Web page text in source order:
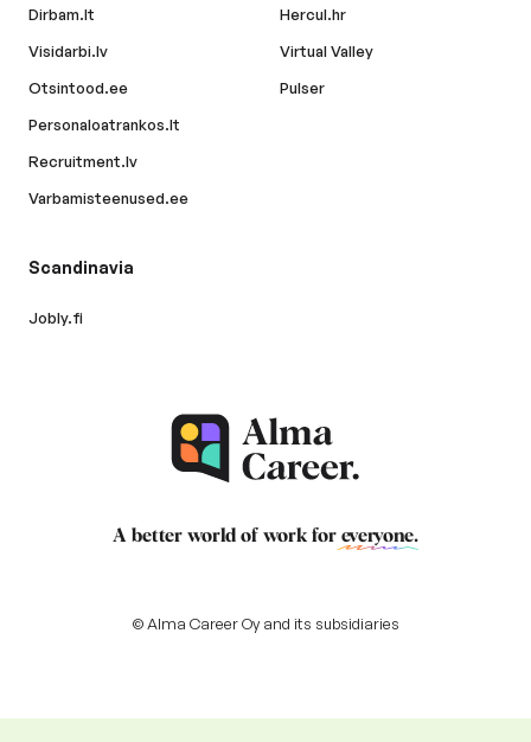
Dirbam.lt
Visidarbi.lv
Otsintood.ee
Personaloatrankos.lt
Recruitment.lv
Varbamisteenused.ee
Hercul.hr
Virtual Valley
Pulser
Scandinavia
Jobly.fi
A better world of work for everyone.
© Alma Career Oy and its subsidiaries